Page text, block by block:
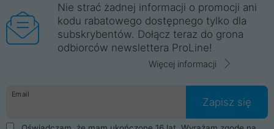
Nie strać żadnej informacji o promocji ani
kodu rabatowego dostępnego tylko dla
subskrybentów. Dołącz teraz do grona
odbiorców newslettera ProLine!
Więcej informacji
Email
Zapisz się